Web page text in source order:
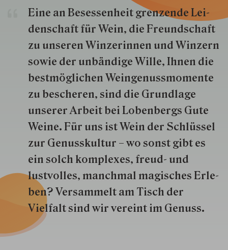
Eine an Besessenheit gren­zende Lei­
den­schaft für Wein, die Freund­schaft
zu unseren Win­zer­innen und Win­zern
so­wie der un­bän­dige Wille, Ihnen die
best­mög­lich­en Wein­genuss­momente
zu besche­ren, sind die Grund­lage
unserer Arbeit bei Lobenbergs Gute
Weine. Für uns ist Wein der Schlüs­sel
zur Genuss­kultur – wo sonst gibt es
ein solch kom­plexes, freud- und
lustvolles, manchmal ma­gisch­es Er­le­
ben? Versammelt am Tisch der
Vielfalt sind wir ver­eint im Genuss.